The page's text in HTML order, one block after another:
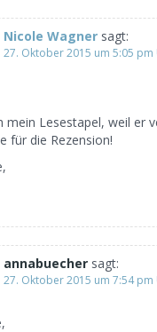
Nicole Wagner sagt:
27. Oktober 2015 um 5:05 pm
mein Lesestapel, weil er
für die Rezension!
annabuecher sagt:
27. Oktober 2015 um 7:54 pm